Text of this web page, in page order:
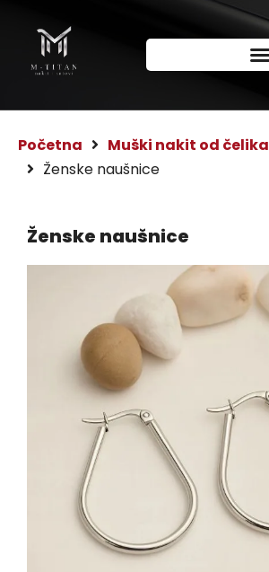
Početna Muški nakit od čelika
Ženske naušnice
Ženske naušnice